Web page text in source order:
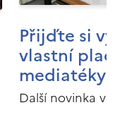
Přijďte si
vlastní
mediatéky
Další novinka v